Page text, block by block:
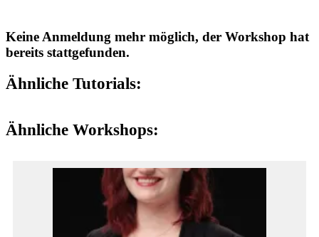
Keine Anmeldung mehr möglich, der Workshop hat
bereits stattgefunden.
Ähnliche Tutorials:
Ähnliche Workshops: